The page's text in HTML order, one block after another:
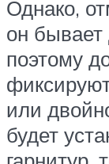
Однако,
он
поэтому
или
будет